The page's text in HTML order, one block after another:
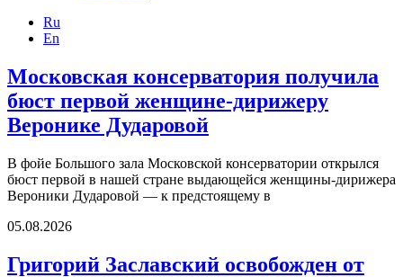
Ru
En
Московская консерватория получила
бюст первой женщине-дирижеру
Веронике Дударовой
В фойе Большого зала Московской консерватории открылся
бюст первой в нашей стране выдающейся женщины-дирижера
Вероники Дударовой — к предстоящему в
05.08.2026
Григорий Заславский освобожден от